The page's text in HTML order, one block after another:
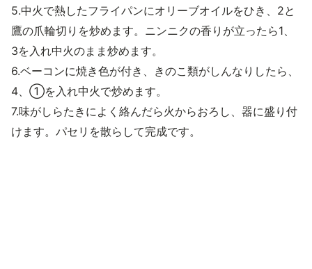
5.中火で熱したフライパンにオリーブオイルをひき、2と
鷹の爪輪切りを炒めます。ニンニクの香りが立ったら1、
3を入れ中火のまま炒めます。
6.ベーコンに焼き色が付き、きのこ類がしんなりしたら、
4、①を入れ中火で炒めます。
7.味がしらたきによく絡んだら火からおろし、器に盛り付
けます。パセリを散らして完成です。